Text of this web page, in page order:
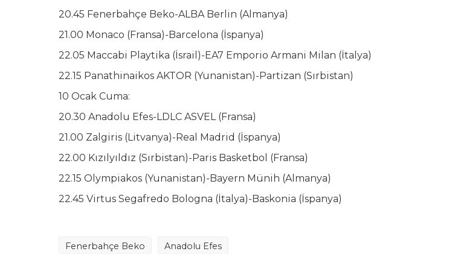
20.45 Fenerbahçe Beko-ALBA Berlin (Almanya)
21.00 Monaco (Fransa)-Barcelona (İspanya)
22.05 Maccabi Playtika (İsrail)-EA7 Emporio Armani Milan (İtalya)
22.15 Panathinaikos AKTOR (Yunanistan)-Partizan (Sırbistan)
10 Ocak Cuma:
20.30 Anadolu Efes-LDLC ASVEL (Fransa)
21.00 Zalgiris (Litvanya)-Real Madrid (İspanya)
22.00 Kızılyıldız (Sırbistan)-Paris Basketbol (Fransa)
22.15 Olympiakos (Yunanistan)-Bayern Münih (Almanya)
22.45 Virtus Segafredo Bologna (İtalya)-Baskonia (İspanya)
Fenerbahçe Beko Anadolu Efes